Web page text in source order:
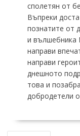
сполетян от
Въпреки
познатите от
и вълшебника
направи
направи
днешното
това и
добродетели